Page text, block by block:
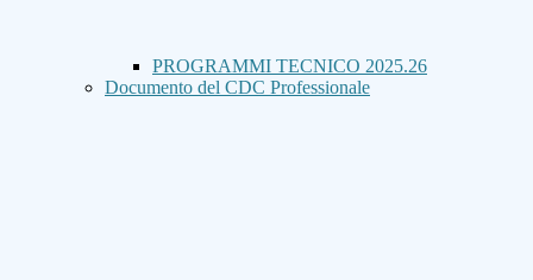
PROGRAMMI TECNICO 2025.26
Documento del CDC Professionale